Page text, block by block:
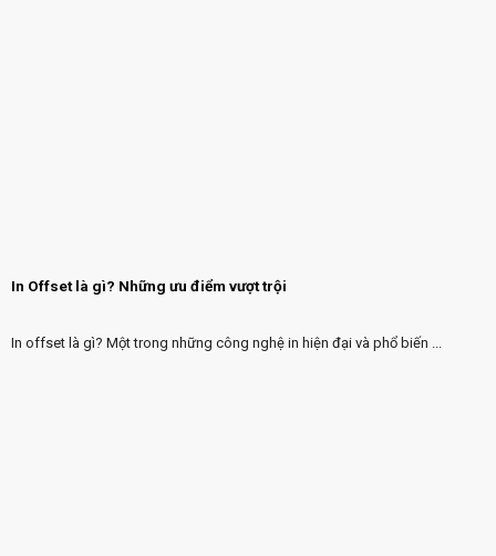
In Offset là gì? Những ưu điểm vượt trội
In offset là gì? Một trong những công nghệ in hiện đại và phổ biến ...